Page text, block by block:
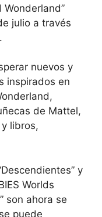
Wonderland”
julio a través
nuevos y
inspirados en
de Mattel,
libros,
y
Worlds
son ahora se
puede